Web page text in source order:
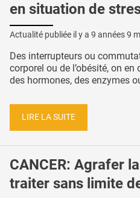
en situation de
Actualité publiée il y a 9 années 9
Des interrupteurs ou
corporel ou de l’obésité, on
des hormones, des enzymes
LIRE LA SUITE
CANCER: Agrafer
traiter sans limite